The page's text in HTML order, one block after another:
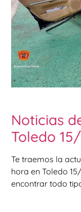
Noticias
Toledo
Te traemos la
hora en Toledo
encontrar todo